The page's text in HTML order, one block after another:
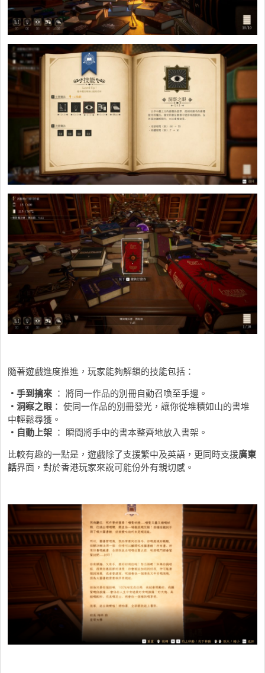
隨著遊戲進度推進，玩家能夠解鎖的技能包括：
・手到擒來 ： 將同一作品的別冊自動召喚至手邊。
・洞察之眼 ： 使同一作品的別冊發光，讓你從堆積如山的書堆
中輕鬆尋獲。
・自動上架 ： 瞬間將手中的書本整齊地放入書架。
比較有趣的一點是，遊戲除了支援繁中及英語，更同時支援廣東
話界面，對於香港玩家來說可能份外有親切感。